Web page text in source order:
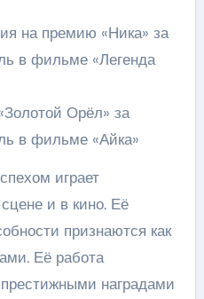
на премию «Ника» за
в фильме «Легенда
Орёл» за
в фильме «Айка»
играет
и в кино. Её
признаются как
Её работа
наградами